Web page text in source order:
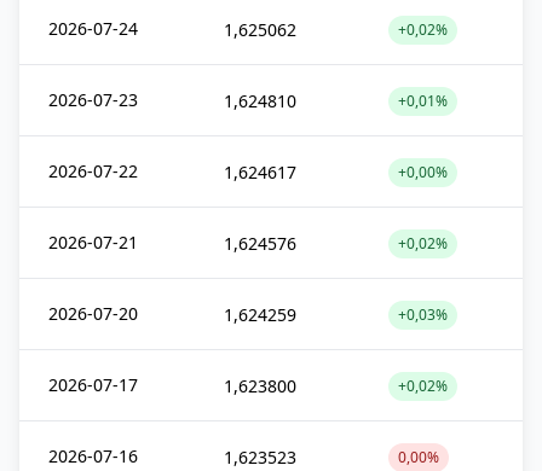
2026-07-24 1,625062 +0,02%
2026-07-23 1,624810 +0,01%
2026-07-22 1,624617 +0,00%
2026-07-21 1,624576 +0,02%
2026-07-20 1,624259 +0,03%
2026-07-17 1,623800 +0,02%
2026-07-16 1,623523 0,00%